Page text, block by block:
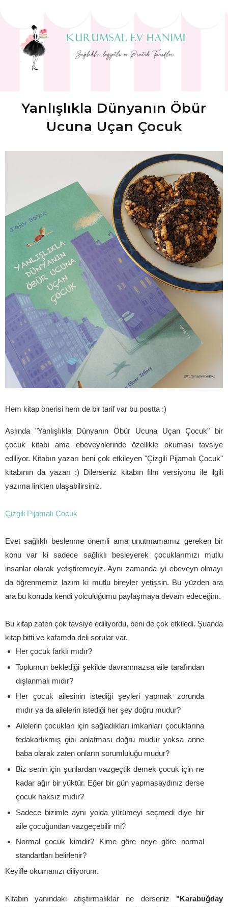
Yanlışlıkla Dünyanın Öbür
Ucuna Uçan Çocuk
Hem kitap önerisi hem de bir tarif var bu postta :)
Aslında "Yanlışlıkla Dünyanın Öbür Ucuna Uçan Çocuk" bir
çocuk kitabı ama ebeveynlerinde özellikle okuması tavsiye
ediliyor. Kitabın yazarı beni çok etkileyen "Çizgili Pijamalı Çocuk"
kitabının da yazarı :) Dilerseniz kitabın film versiyonu ile ilgili
yazıma linkten ulaşabilirsiniz.
Çizgili Pijamalı Çocuk
Evet sağlıklı beslenme önemli ama unutmamamız gereken bir
konu var ki sadece sağlıklı besleyerek çocuklarımızı mutlu
insanlar olarak yetiştiremeyiz. Aynı zamanda iyi ebeveyn olmayı
da öğrenmemiz lazım ki mutlu bireyler yetişsin. Bu yüzden ara
ara bu konuda kendi yolculuğumu paylaşmaya devam edeceğim.
Bu kitap zaten çok tavsiye ediliyordu, beni de çok etkiledi. Şuanda
kitap bitti ve kafamda deli sorular var.
Her çocuk farklı mıdır?
Toplumun beklediği şekilde davranmazsa aile tarafından
dışlanmalı mıdır?
Her çocuk ailesinin istediği şeyleri yapmak zorunda
mıdır ya da ailelerin istediği her şey doğru mudur?
Ailelerin çocukları için sağladıkları imkanları çocuklarına
fedakarlıkmış gibi anlatması doğru mudur yoksa anne
baba olarak zaten onların sorumluluğu mudur?
Biz senin için şunlardan vazgeçtik demek çocuk için ne
kadar ağır bir yüktür. Eğer bir gün yapmasaydınız derse
çocuk haksız mıdır?
Sadece bizimle aynı yolda yürümeyi seçmedi diye bir
aile çocuğundan vazgeçebilir mi?
Normal çocuk kimdir? Kime göre neye göre normal
standartları belirlenir?
Keyifle okumanızı diliyorum.
Kitabın yanındaki atıştırmalıklar ne derseniz "Karabuğday